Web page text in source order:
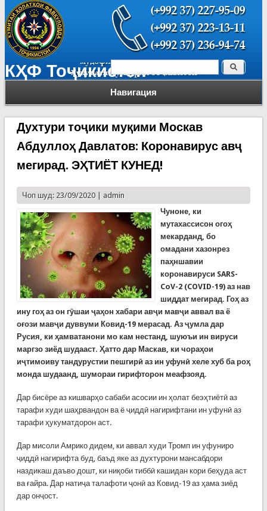
КҲФ Тоҷикистон
Навигация
Форма поиска Поиск
Духтури тоҷики муқими Москав
Абдуллоҳ Давлатов: Коронавирус авҷ
мегирад. ЭҲТИЁТ КУНЕД!
Чоп шуд: 23/09/2020 | admin
Чуноне, ки
мутахассисон огоҳ
мекарданд, бо
омадани хазонрез
паҳншавии
коронавируси SARS-
CoV-2 (COVID-19) аз нав
шиддат мегирад. Гоҳ аз
ину гоҳ аз он гӯшаи ҷаҳон хабари авҷи мавҷи аввал ва ё
оғози мавҷи дуввуми Ковид-19 мерасад. Аз ҷумла дар
Русия, ки ҳамватанони мо кам нестанд, шуюъи ин вируси
маргзо зиёд шудааст. Ҳатто дар Маскав, ки чораҳои
иҷтимоиву тандурустии пешгирӣ аз ин уфунӣ хеле хуб ба роҳ
монда шудаанд, шумораи гирифторон меафзояд.
Дар бисёре аз кишварҳо сабаби асосии ин ҳолат беэҳтиётӣ аз
тарафи худи шаҳрвандон ва ё ҷиддӣ нагирифтани ин уфунӣ аз
тарафи ҳукуматдорон аст.
Дар мисоли Амрико дидем, ки аввал худи Тромп ин уфуниро
ҷиддӣ нагирифта буд, баъд яке аз духтурони мансабдори
наздикаш даъво дошт, ки ниқоби тиббӣ кашидан кори беҳуда аст
ва ғайра. Дар натиҷа талафоти ҷонӣ аз Ковид-19 аз ҳама зиёд
дар онҷост.